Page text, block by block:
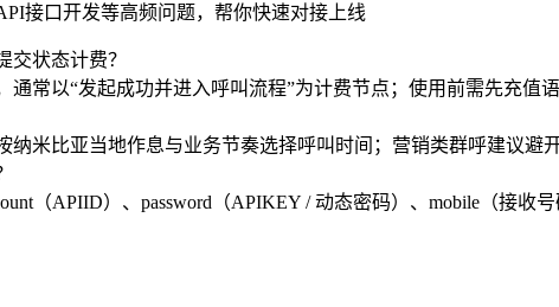
接口开发等高频问题，帮你快速对接上线
交状态计费？
常以“发起成功并进入呼叫流程”为计费节点；使用前需先充值
米比亚当地作息与业务节奏选择呼叫时间；营销类群呼建议避
（APIID）、password（APIKEY / 动态密码）、mobile（接收